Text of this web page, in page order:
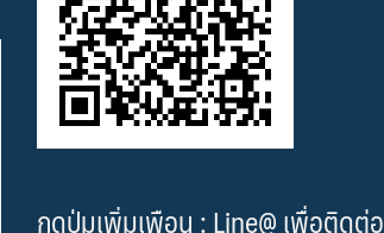
กดปุ่มเพิ่มเพือน : Line@ เพื่อติดต่อ